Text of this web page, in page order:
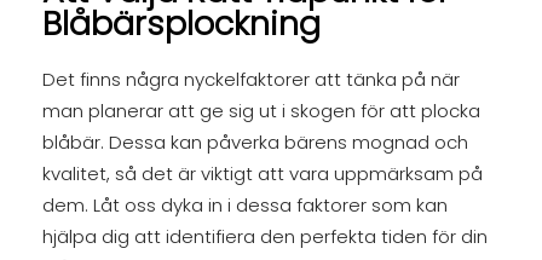
Blåbärsplockning
Det finns några nyckelfaktorer att tänka på när
man planerar att ge sig ut i skogen för att plocka
blåbär. Dessa kan påverka bärens mognad och
kvalitet, så det är viktigt att vara uppmärksam på
dem. Låt oss dyka in i dessa faktorer som kan
hjälpa dig att identifiera den perfekta tiden för din